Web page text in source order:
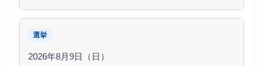
選挙
2026年8月9日（日）